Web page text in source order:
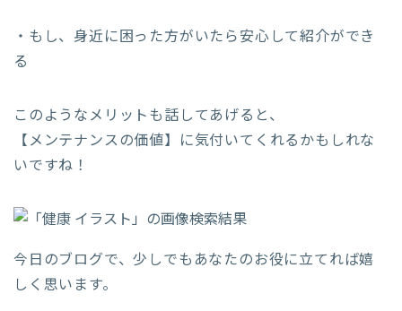
・もし、身近に困った方がいたら安心して紹介ができ
る
このようなメリットも話してあげると、
【メンテナンスの価値】に気付いてくれるかもしれな
いですね！
今日のブログで、少しでもあなたのお役に立てれば嬉
しく思います。